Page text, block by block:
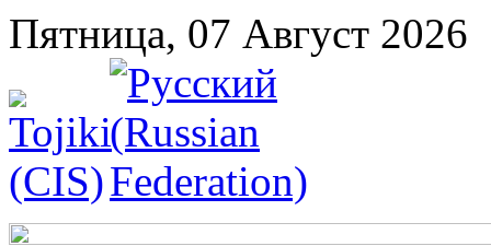
Пятница, 07 Август 2026